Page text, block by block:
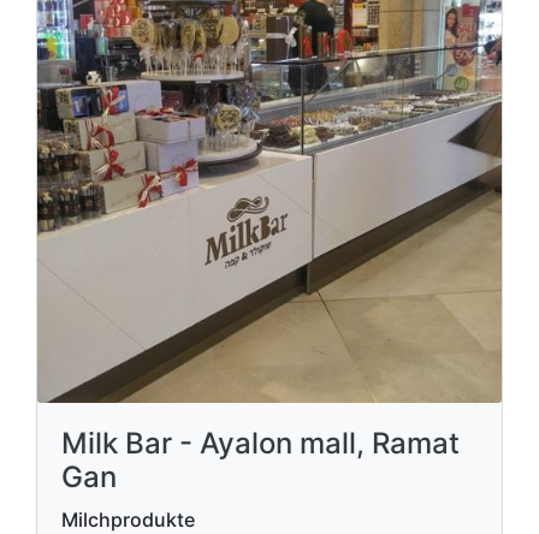
Milk Bar - Ayalon mall, Ramat
Gan
Milchprodukte